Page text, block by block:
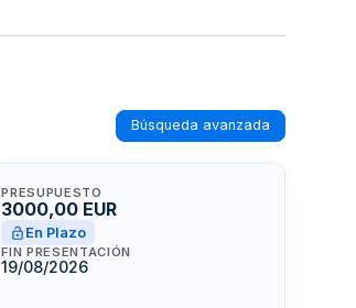
Búsqueda avanzada
PRESUPUESTO
3000,00 EUR
En Plazo
FIN PRESENTACIÓN
19/08/2026